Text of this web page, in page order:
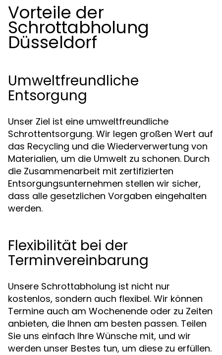
Vorteile der
Schrottabholung
Düsseldorf
Umweltfreundliche
Entsorgung
Unser Ziel ist eine umweltfreundliche
Schrottentsorgung. Wir legen großen Wert auf
das Recycling und die Wiederverwertung von
Materialien, um die Umwelt zu schonen. Durch
die Zusammenarbeit mit zertifizierten
Entsorgungsunternehmen stellen wir sicher,
dass alle gesetzlichen Vorgaben eingehalten
werden.
Flexibilität bei der
Terminvereinbarung
Unsere Schrottabholung ist nicht nur
kostenlos, sondern auch flexibel. Wir können
Termine auch am Wochenende oder zu Zeiten
anbieten, die Ihnen am besten passen. Teilen
Sie uns einfach Ihre Wünsche mit, und wir
werden unser Bestes tun, um diese zu erfüllen.